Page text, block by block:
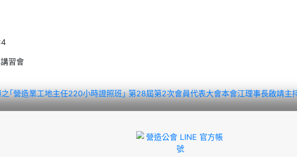
習會
｢營造業工地主任220小時證照班｣第28屆第2次會員代表大會本會江理事長啟靖主